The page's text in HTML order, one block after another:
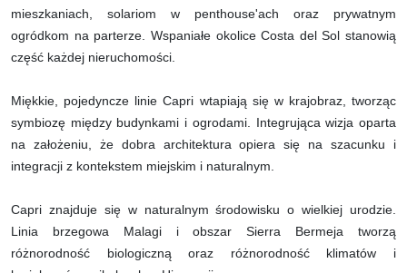
mieszkaniach, solariom w penthouse'ach oraz prywatnym
ogródkom na parterze. Wspaniałe okolice Costa del Sol stanowią
część każdej nieruchomości.
Miękkie, pojedyncze linie Capri wtapiają się w krajobraz, tworząc
symbiozę między budynkami i ogrodami. Integrująca wizja oparta
na założeniu, że dobra architektura opiera się na szacunku i
integracji z kontekstem miejskim i naturalnym.
Capri znajduje się w naturalnym środowisku o wielkiej urodzie.
Linia brzegowa Malagi i obszar Sierra Bermeja tworzą
różnorodność biologiczną oraz różnorodność klimatów i